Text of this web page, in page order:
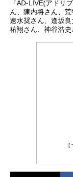
『AD-LIVE(アドリ
ん、陳内将さん、
速水奨さん、逢坂
祐翔さん、神谷浩史